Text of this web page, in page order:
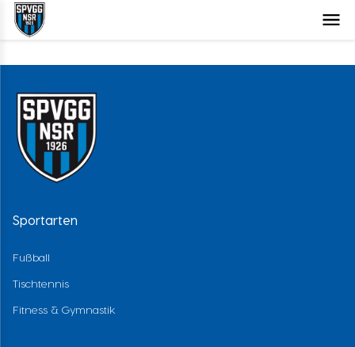
Sportarten
Fußball
Tischtennis
Fitness & Gymnastik